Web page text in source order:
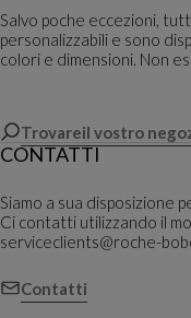
Salvo poche eccezioni,
personalizzabili e sono
colori e dimensioni. Non
Trovareil vostro
CONTATTI
Siamo a sua disposizione
Ci contatti utilizzando il
serviceclients@roche-
Contatti